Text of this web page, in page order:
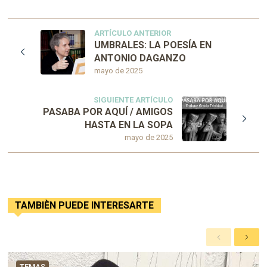
ARTÍCULO ANTERIOR
mayo de 2025
UMBRALES: LA POESÍA EN
ANTONIO DAGANZO
SIGUIENTE ARTÍCULO
mayo de 2025
PASABA POR AQUÍ / AMIGOS
HASTA EN LA SOPA
TAMBIÈN PUEDE INTERESARTE
A
n
t
S
i